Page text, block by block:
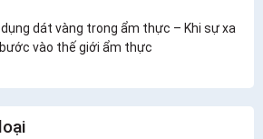
dát vàng trong ẩm thực – Khi sự xa
vào thế giới ẩm thực